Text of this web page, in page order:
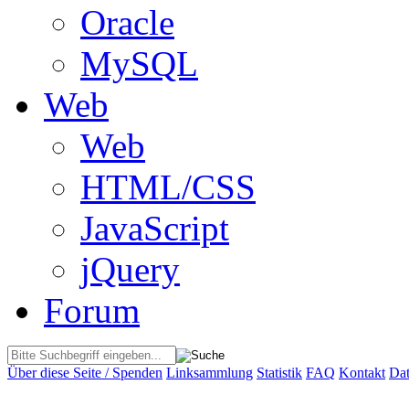
Oracle
MySQL
Web
Web
HTML/CSS
JavaScript
jQuery
Forum
Über diese Seite / Spenden Linksammlung Statistik FAQ Kontakt